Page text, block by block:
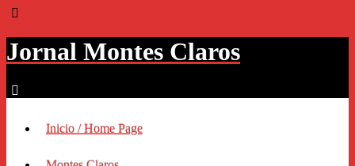
Jornal Montes Claros
Inicio / Home Page